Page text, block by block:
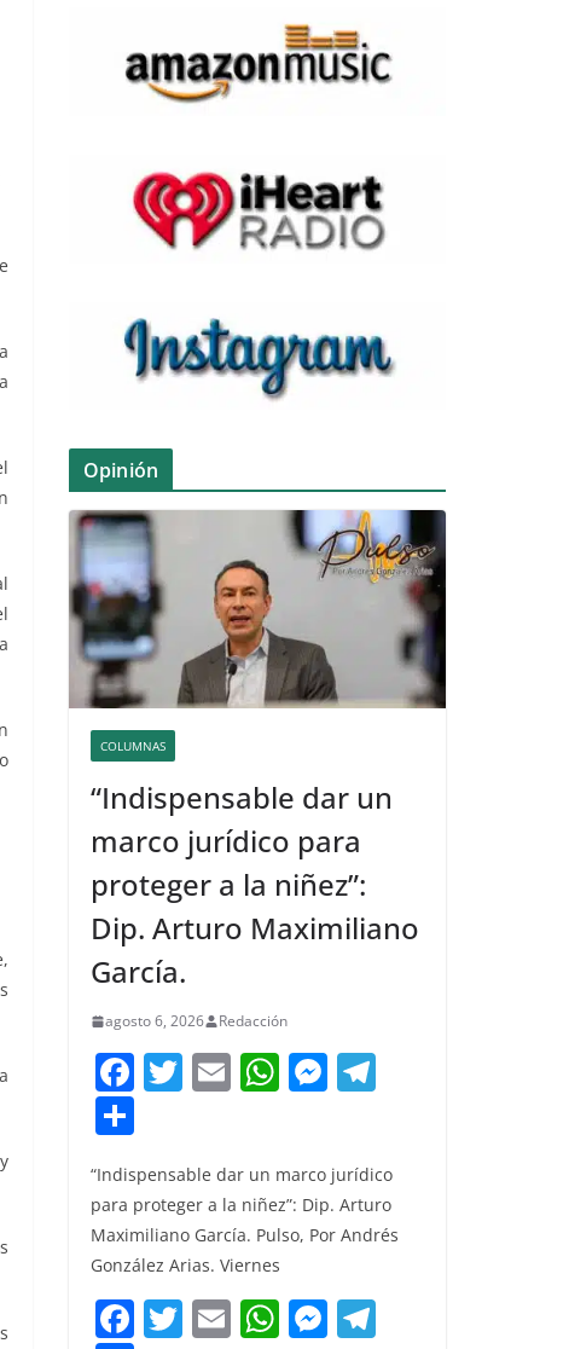
Opinión
COLUMNAS
“Indispensable dar un
marco jurídico para
proteger a la niñez”:
Dip. Arturo Maximiliano
García.
agosto 6, 2026 Redacción
F
e
b
o
o
T
er
E
l
W
s
A
p
M
e
n
er
gr
a
m
p
ar
tir
“Indispensable dar un marco jurídico
para proteger a la niñez”: Dip. Arturo
Maximiliano García. Pulso, Por Andrés
González Arias. Viernes
F T E W M